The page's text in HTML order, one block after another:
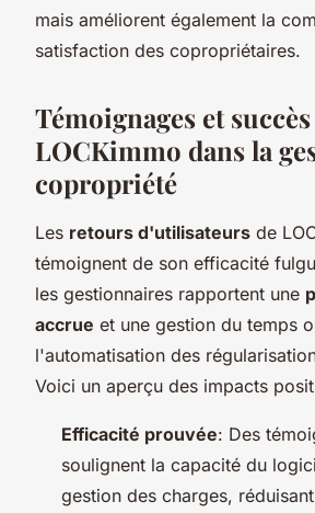
mais améliorent également la
satisfaction des copropriétaires.
Témoignages et
LOCKimmo dans la
copropriété
Les retours d'utilisateurs de
témoignent de son efficacité
les gestionnaires rapportent une
accrue et une gestion du temps
l'automatisation des
Voici un aperçu des impacts
Efficacité prouvée: Des
soulignent la capacité du
gestion des charges,